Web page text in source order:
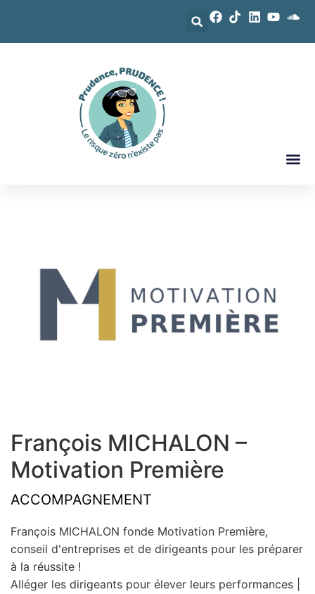
François MICHALON –
Motivation Première
ACCOMPAGNEMENT
François MICHALON fonde Motivation Première,
conseil d'entreprises et de dirigeants pour les préparer
à la réussite !
Alléger les dirigeants pour élever leurs performances |